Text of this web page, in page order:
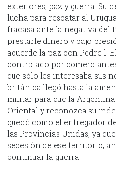
exteriores, paz y guerra. Su
lucha para rescatar al
fracasa ante la negativa del
prestarle dinero y bajo
acuerde la paz con Pedro l.
controlado por
que sólo les interesaba sus
británica llegó hasta la
militar para que la
Oriental y reconozca su
quedó como el entregador
las Provincias Unidas, ya
secesión de ese territorio,
continuar la guerra.